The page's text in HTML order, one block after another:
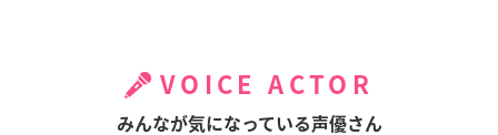
VOICE ACTOR
みんなが気になっている声優さん